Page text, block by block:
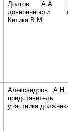
Долгов А.А.
доверенности
Китика В.М.
Александров
представитель
участника